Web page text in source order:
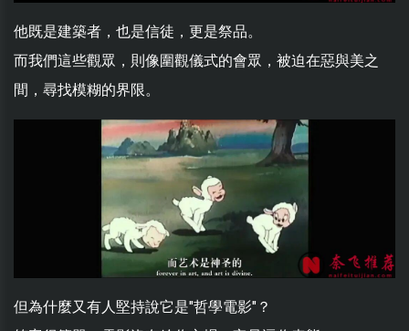
他既是建築者，也是信徒，更是祭品。
而我們這些觀眾，則像圍觀儀式的會眾，被迫在惡與美之
間，尋找模糊的界限。
但為什麼又有人堅持說它是"哲學電影"？